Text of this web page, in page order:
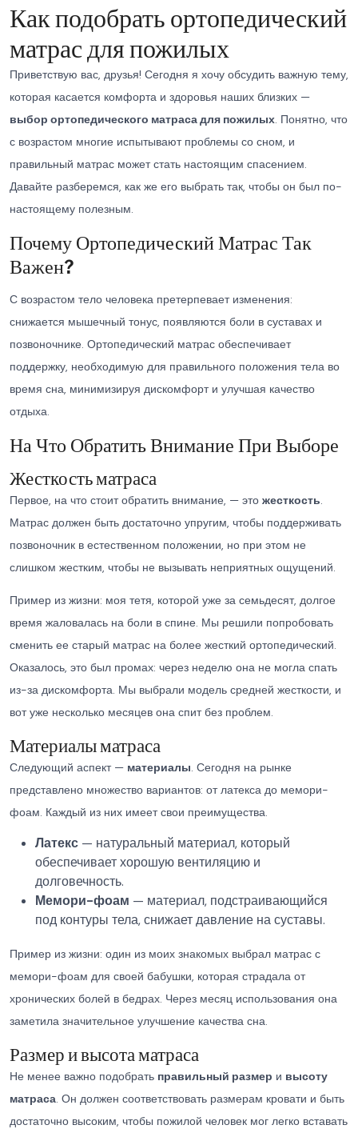
Как подобрать ортопедический
матрас для пожилых
Приветствую вас, друзья! Сегодня я хочу обсудить важную тему,
которая касается комфорта и здоровья наших близких —
выбор ортопедического матраса для пожилых. Понятно, что
с возрастом многие испытывают проблемы со сном, и
правильный матрас может стать настоящим спасением.
Давайте разберемся, как же его выбрать так, чтобы он был по-
настоящему полезным.
Почему Ортопедический Матрас Так
Важен?
С возрастом тело человека претерпевает изменения:
снижается мышечный тонус, появляются боли в суставах и
позвоночнике. Ортопедический матрас обеспечивает
поддержку, необходимую для правильного положения тела во
время сна, минимизируя дискомфорт и улучшая качество
отдыха.
На Что Обратить Внимание При Выборе
Жесткость матраса
Первое, на что стоит обратить внимание, — это жесткость.
Матрас должен быть достаточно упругим, чтобы поддерживать
позвоночник в естественном положении, но при этом не
слишком жестким, чтобы не вызывать неприятных ощущений.
Пример из жизни: моя тетя, которой уже за семьдесят, долгое
время жаловалась на боли в спине. Мы решили попробовать
сменить ее старый матрас на более жесткий ортопедический.
Оказалось, это был промах: через неделю она не могла спать
из-за дискомфорта. Мы выбрали модель средней жесткости, и
вот уже несколько месяцев она спит без проблем.
Материалы матраса
Следующий аспект — материалы. Сегодня на рынке
представлено множество вариантов: от латекса до мемори-
фоам. Каждый из них имеет свои преимущества.
Латекс — натуральный материал, который
обеспечивает хорошую вентиляцию и
долговечность.
Мемори-фоам — материал, подстраивающийся
под контуры тела, снижает давление на суставы.
Пример из жизни: один из моих знакомых выбрал матрас с
мемори-фоам для своей бабушки, которая страдала от
хронических болей в бедрах. Через месяц использования она
заметила значительное улучшение качества сна.
Размер и высота матраса
Не менее важно подобрать правильный размер и высоту
матраса. Он должен соответствовать размерам кровати и быть
достаточно высоким, чтобы пожилой человек мог легко вставать